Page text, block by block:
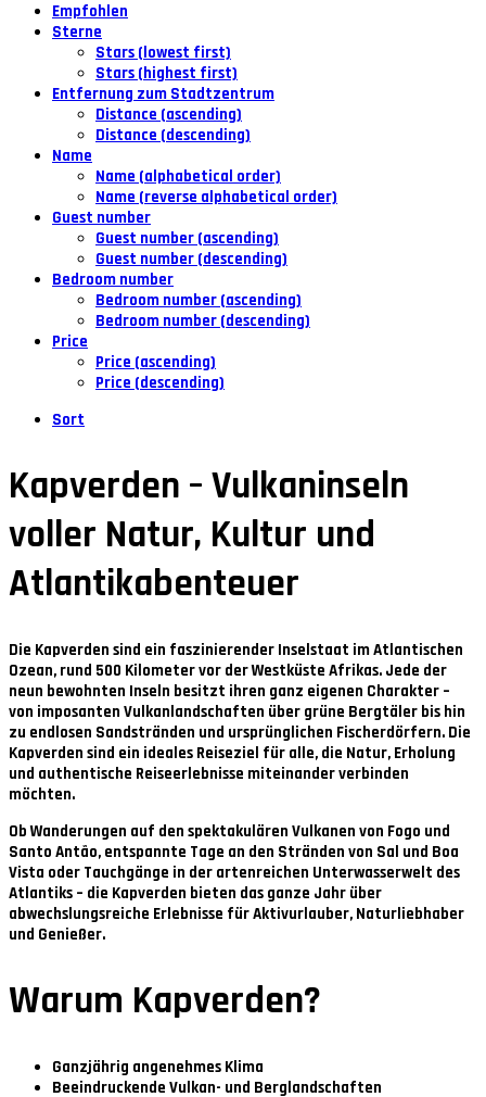
Empfohlen
Sterne
Stars (lowest first)
Stars (highest first)
Entfernung zum Stadtzentrum
Distance (ascending)
Distance (descending)
Name
Name (alphabetical order)
Name (reverse alphabetical order)
Guest number
Guest number (ascending)
Guest number (descending)
Bedroom number
Bedroom number (ascending)
Bedroom number (descending)
Price
Price (ascending)
Price (descending)
Sort
Kapverden – Vulkaninseln
voller Natur, Kultur und
Atlantikabenteuer
Die Kapverden sind ein faszinierender Inselstaat im Atlantischen
Ozean, rund 500 Kilometer vor der Westküste Afrikas. Jede der
neun bewohnten Inseln besitzt ihren ganz eigenen Charakter –
von imposanten Vulkanlandschaften über grüne Bergtäler bis hin
zu endlosen Sandstränden und ursprünglichen Fischerdörfern. Die
Kapverden sind ein ideales Reiseziel für alle, die Natur, Erholung
und authentische Reiseerlebnisse miteinander verbinden
möchten.
Ob Wanderungen auf den spektakulären Vulkanen von Fogo und
Santo Antão, entspannte Tage an den Stränden von Sal und Boa
Vista oder Tauchgänge in der artenreichen Unterwasserwelt des
Atlantiks – die Kapverden bieten das ganze Jahr über
abwechslungsreiche Erlebnisse für Aktivurlauber, Naturliebhaber
und Genießer.
Warum Kapverden?
Ganzjährig angenehmes Klima
Beeindruckende Vulkan- und Berglandschaften